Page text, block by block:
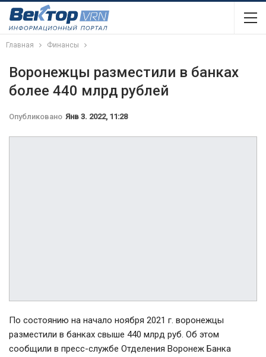
Главная Финансы
Воронежцы разместили в банках
более 440 млрд рублей
Опубликовано Янв 3. 2022, 11:28
По состоянию на начало ноября 2021 г. воронежцы
разместили в банках свыше 440 млрд руб. Об этом
сообщили в пресс-службе Отделения Воронеж Банка